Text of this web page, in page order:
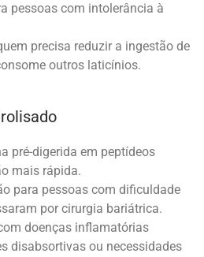
pessoas com intolerância à
precisa reduzir a ingestão de
outros laticínios.
pré-digerida em peptídeos
mais rápida.
para pessoas com dificuldade
por cirurgia bariátrica.
doenças inflamatórias
disabsortivas ou necessidades